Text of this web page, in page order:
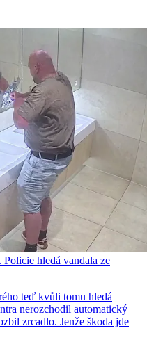
hledá vandala ze
teď kvůli tomu hledá
nerozchodil automatický
zrcadlo. Jenže škoda jde